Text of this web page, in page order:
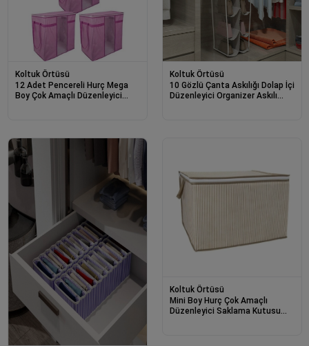
Koltuk Örtüsü
12 Adet Pencereli Hurç Mega
Boy Çok Amaçlı Düzenleyici
Koltuk Örtüsü
10 Gözlü Çanta Askılığı Dolap İçi
Düzenleyici Organizer Askılı
Koltuk Örtüsü
Mini Boy Hurç Çok Amaçlı
Düzenleyici Saklama Kutusu